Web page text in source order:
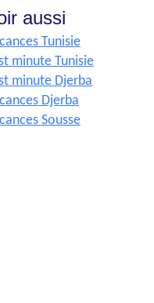
aussi
Tunisie
minute Tunisie
minute Djerba
Djerba
Sousse